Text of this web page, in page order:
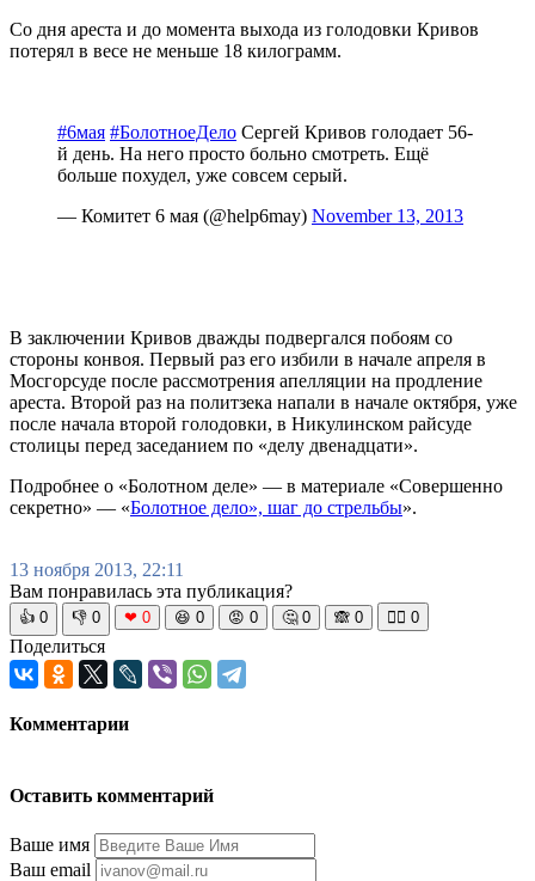
Со дня ареста и до момента выхода из голодовки Кривов
потерял в весе не меньше 18 килограмм.
#6мая #БолотноеДело Сергей Кривов голодает 56-
й день. На него просто больно смотреть. Ещё
больше похудел, уже совсем серый.
— Комитет 6 мая (@help6may) November 13, 2013
В заключении Кривов дважды подвергался побоям со
стороны конвоя. Первый раз его избили в начале апреля в
Мосгорсуде после рассмотрения апелляции на продление
ареста. Второй раз на политзека напали в начале октября, уже
после начала второй голодовки, в Никулинском райсуде
столицы перед заседанием по «делу двенадцати».
Подробнее о «Болотном деле» — в материале «Совершенно
секретно» — «Болотное дело», шаг до стрельбы».
13 ноября 2013, 22:11
Вам понравилась эта публикация?
👍 0 👎 0 ❤ 0 😆 0 😡 0 🤔 0 🙈 0 🧘‍♀️ 0
Поделиться
Комментарии
Оставить комментарий
Ваше имя
Ваш email